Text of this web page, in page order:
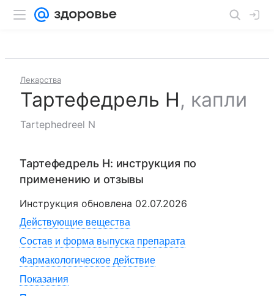
Лекарства
Тартефедрель Н, капли
Tartephedreel N
Тартефедрель Н: инструкция по
применению и отзывы
Инструкция обновлена 02.07.2026
Действующие вещества
Состав и форма выпуска препарата
Фармакологическое действие
Показания